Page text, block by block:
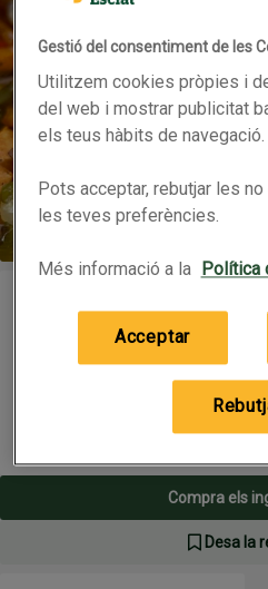
Coca de recapte amb
Data de publicació: 03 d’octubre del
Una coca que celebra la tardor
la carbassa es fon amb el gust
cruixent i saborosa. És una recepta
la en una trobada entre amics.
Compra els
Desa la
Gestió del consentiment de les
Utilitzem cookies pròpies i
del web i mostrar publicitat
els teus hàbits de navegació.
Pots acceptar, rebutjar les
les teves preferències.
Més informació a la Política
Acceptar